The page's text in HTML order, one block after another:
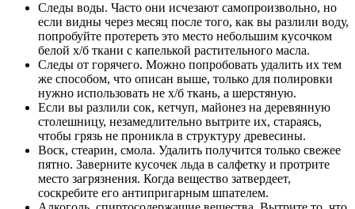
Следы воды. Часто они исчезают самопроизвольно, но
если видны через месяц после того, как вы разлили воду,
попробуйте протереть это место небольшим кусочком
белой х/б ткани с капелькой растительного масла.
Следы от горячего. Можно попробовать удалить их тем
же способом, что описан выше, только для полировки
нужно использовать не х/б ткань, а шерстяную.
Если вы разлили сок, кетчуп, майонез на деревянную
столешницу, незамедлительно вытрите их, стараясь,
чтобы грязь не проникла в структуру древесины.
Воск, стеарин, смола. Удалить получится только свежее
пятно. Заверните кусочек льда в салфетку и протрите
место загрязнения. Когда вещество затвердеет,
соскребите его антипригарным шпателем.